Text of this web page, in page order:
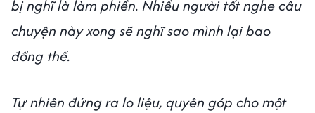
bị nghĩ là làm phiền. Nhiều người tốt nghe câu
chuyện này xong sẽ nghĩ sao mình lại bao
đồng thế.
Tự nhiên đứng ra lo liệu, quyên góp cho một